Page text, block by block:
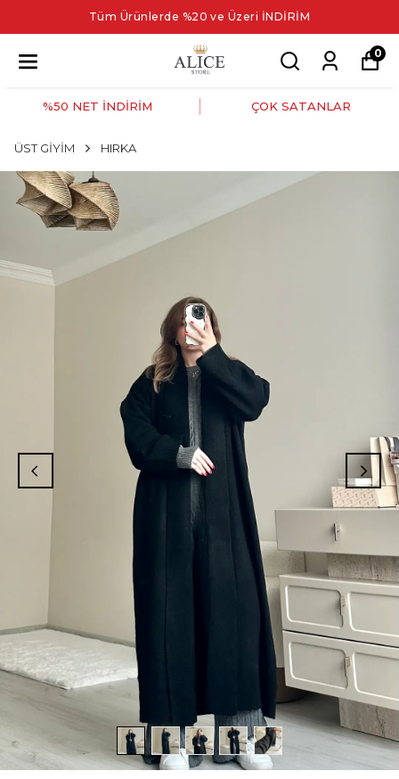
Tüm Ürünlerde %20 ve Üzeri İNDİRİM
0
%50 NET İNDİRİM ÇOK SATANLAR
ÜST GİYİM HIRKA